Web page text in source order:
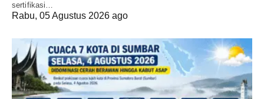
sertifikasi…
Rabu, 05 Agustus 2026 ago